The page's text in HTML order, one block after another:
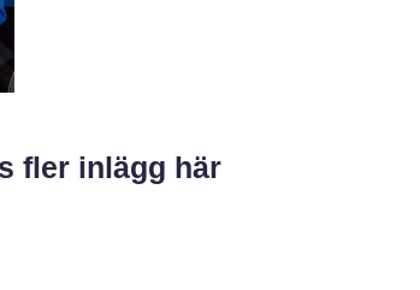
fler inlägg här